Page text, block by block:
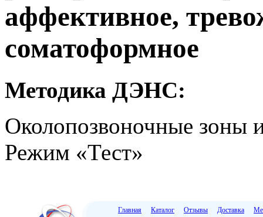
аффективное,
соматоформное
Методика ДЭНС:
Околопозвоночные зоны
Режим «Тест»
Главная Каталог Отзывы Доставка